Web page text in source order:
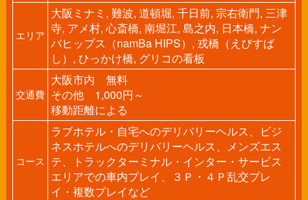
エリア
大阪ミナミ, 難波, 道頓堀, 千日前, 宗右衛門, 三津
寺, アメ村, 心斎橋, 南堀江, 島之内, 日本橋, ナン
バヒップス（namBa HIPS）, 戎橋（えびすば
し）, ひっかけ橋, グリコの看板
交通費
大阪市内 無料
その他 1,000円～
移動距離による
コース
ラブホテル・自宅へのデリバリーヘルス、ビジ
ネスホテルへのデリバリーヘルス、メンズエス
テ、トラックターミナル・インター・サービス
エリアでの車内プレイ、３Ｐ・４Ｐ乱交プレ
イ・複数プレイなど